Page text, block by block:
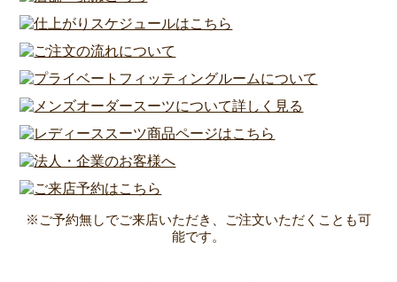
※ご予約無しでご来店いただき、ご注文いただくことも可
能です。